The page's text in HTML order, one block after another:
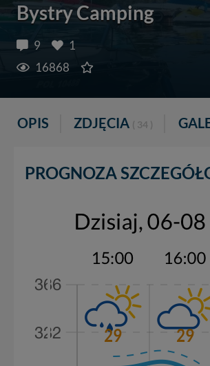
Bystry Camping
9
1
16868
OPIS ZDJĘCIA ( 34 )
PROGNOZA